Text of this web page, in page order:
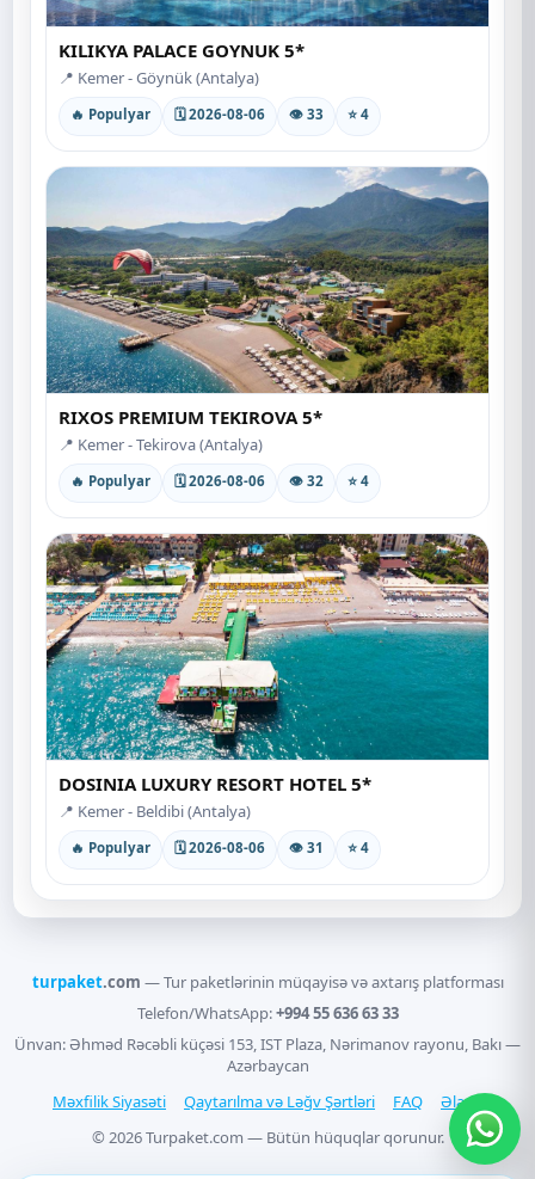
KILIKYA PALACE GOYNUK 5*
📍 Kemer - Göynük (Antalya)
🔥 Populyar 🗓 2026-08-06 👁 33 ⭐ 4
RIXOS PREMIUM TEKIROVA 5*
📍 Kemer - Tekirova (Antalya)
🔥 Populyar 🗓 2026-08-06 👁 32 ⭐ 4
DOSINIA LUXURY RESORT HOTEL 5*
📍 Kemer - Beldibi (Antalya)
🔥 Populyar 🗓 2026-08-06 👁 31 ⭐ 4
turpaket.com — Tur paketlərinin müqayisə və axtarış platforması
Telefon/WhatsApp:+994 55 636 63 33
Ünvan: Əhməd Rəcəbli küçəsi 153, IST Plaza, Nərimanov rayonu, Bakı —
Azərbaycan
Məxfilik Siyasəti
Qaytarılma və Ləğv Şərtləri FAQ
Əlaqə
© 2026 Turpaket.com — Bütün hüquqlar qorunur.